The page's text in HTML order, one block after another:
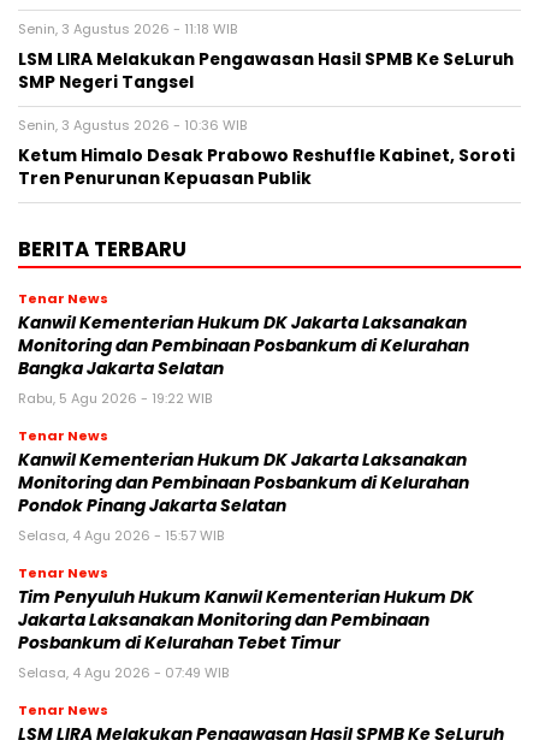
Senin, 3 Agustus 2026 - 11:18 WIB
LSM LIRA Melakukan Pengawasan Hasil SPMB Ke SeLuruh
SMP Negeri Tangsel
Senin, 3 Agustus 2026 - 10:36 WIB
Ketum Himalo Desak Prabowo Reshuffle Kabinet, Soroti
Tren Penurunan Kepuasan Publik
BERITA TERBARU
Tenar News
Kanwil Kementerian Hukum DK Jakarta Laksanakan
Monitoring dan Pembinaan Posbankum di Kelurahan
Bangka Jakarta Selatan
Rabu, 5 Agu 2026 - 19:22 WIB
Tenar News
Kanwil Kementerian Hukum DK Jakarta Laksanakan
Monitoring dan Pembinaan Posbankum di Kelurahan
Pondok Pinang Jakarta Selatan
Selasa, 4 Agu 2026 - 15:57 WIB
Tenar News
Tim Penyuluh Hukum Kanwil Kementerian Hukum DK
Jakarta Laksanakan Monitoring dan Pembinaan
Posbankum di Kelurahan Tebet Timur
Selasa, 4 Agu 2026 - 07:49 WIB
Tenar News
LSM LIRA Melakukan Pengawasan Hasil SPMB Ke SeLuruh